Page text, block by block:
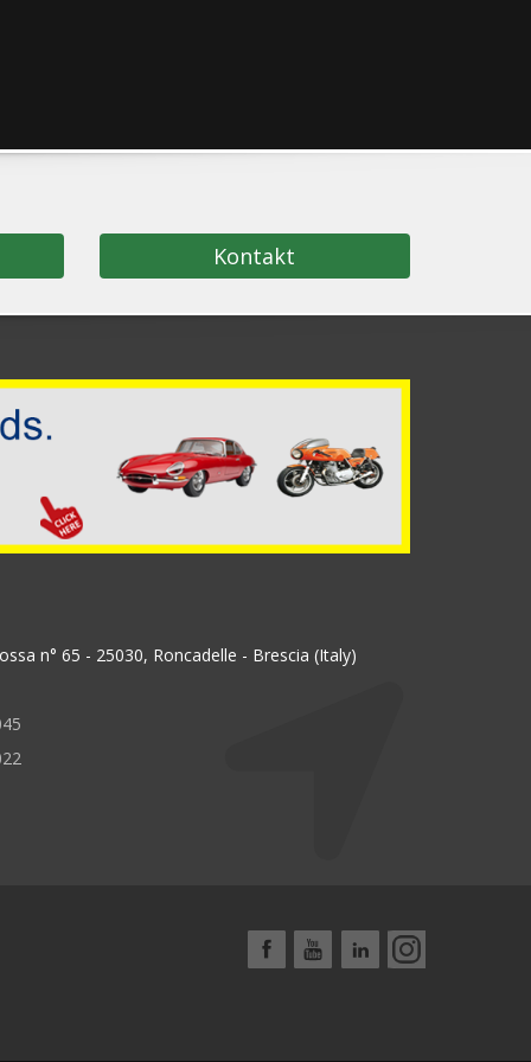
Kontakt
n° 65 - 25030, Roncadelle - Brescia (Italy)